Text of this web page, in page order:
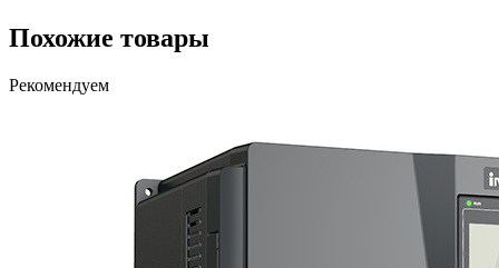
Похожие товары
Рекомендуем